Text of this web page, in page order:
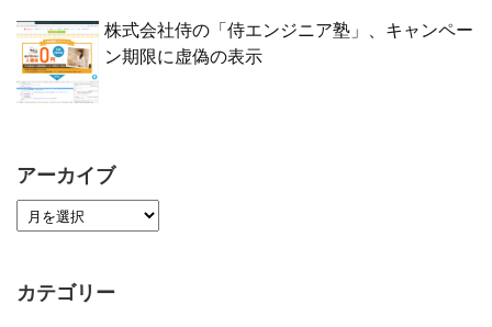
株式会社侍の「侍エンジニア塾」、キャンペー
ン期限に虚偽の表示
アーカイブ
カテゴリー